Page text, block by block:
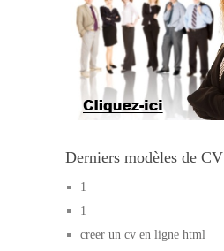
Derniers modèles de CV
1
1
creer un cv en ligne html